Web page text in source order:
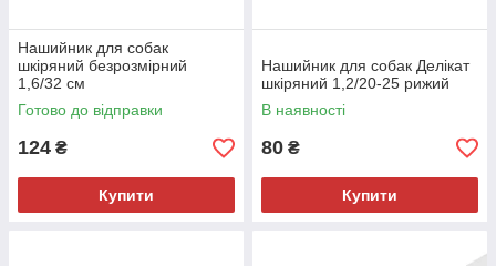
Нашийник для собак
шкіряний безрозмірний
1,6/32 см
Готово до відправки
124 ₴
Купити
Нашийник для собак Делікат
шкіряний 1,2/20-25 рижий
В наявності
80 ₴
Купити